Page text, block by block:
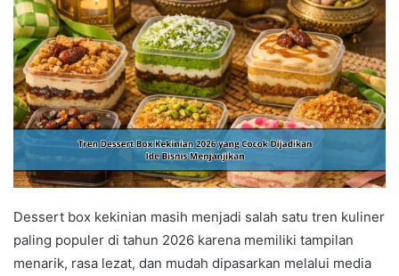
Dessert box kekinian masih menjadi salah satu tren kuliner
paling populer di tahun 2026 karena memiliki tampilan
menarik, rasa lezat, dan mudah dipasarkan melalui media